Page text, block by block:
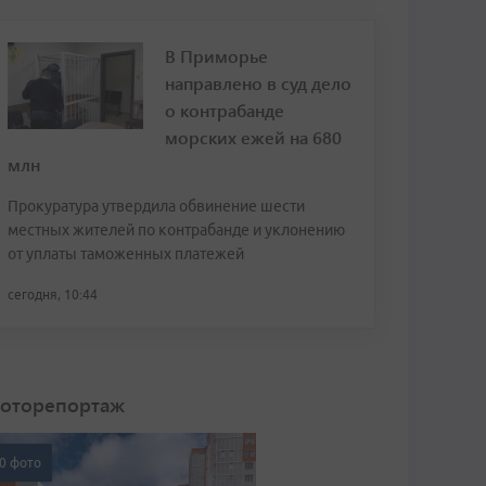
В Приморье
направлено в суд дело
о контрабанде
морских ежей на 680
млн
Прокуратура утвердила обвинение шести
местных жителей по контрабанде и уклонению
от уплаты таможенных платежей
сегодня, 10:44
фото